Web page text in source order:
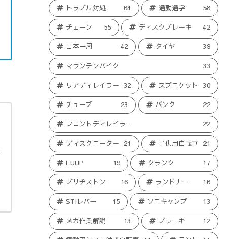
トラブル対処 64 通勤通学 58
チェーン 55 ディスクブレーキ 42
日本一周 42 タイヤ 39
マウンテンバイク 33
リアディレイラー 32 スプロケット 30
チューブ 23 パンク 22
フロントディレイラー 22
ディスクローター 21 子供用自転車 21
LUUP 19 クランク 17
ブリヂストン 16 ランドナー 16
STIレバー 15 ソロキャンプ 13
メカ作業解説 13 ブレーキ 12